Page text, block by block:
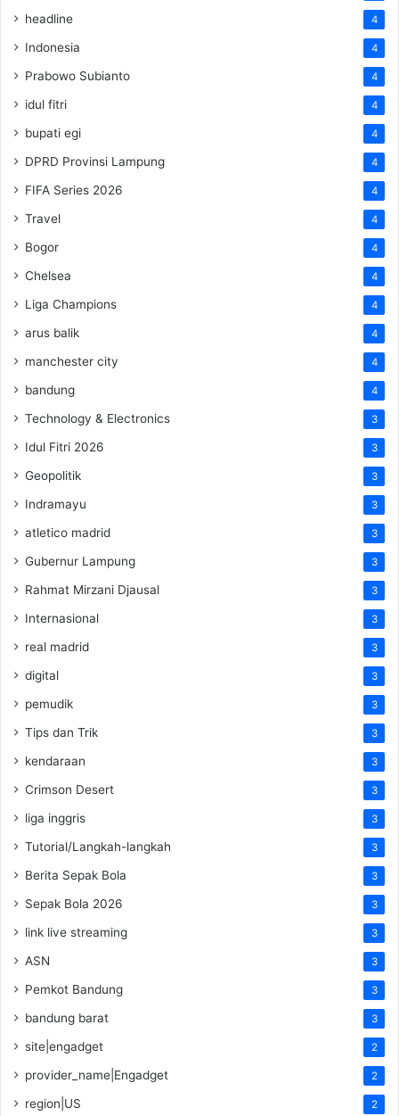
headline 4
Indonesia 4
Prabowo Subianto 4
idul fitri 4
bupati egi 4
DPRD Provinsi Lampung 4
FIFA Series 2026 4
Travel 4
Bogor 4
Chelsea 4
Liga Champions 4
arus balik 4
manchester city 4
bandung 4
Technology & Electronics 3
Idul Fitri 2026 3
Geopolitik 3
Indramayu 3
atletico madrid 3
Gubernur Lampung 3
Rahmat Mirzani Djausal 3
Internasional 3
real madrid 3
digital 3
pemudik 3
Tips dan Trik 3
kendaraan 3
Crimson Desert 3
liga inggris 3
Tutorial/Langkah-langkah 3
Berita Sepak Bola 3
Sepak Bola 2026 3
link live streaming 3
ASN 3
Pemkot Bandung 3
bandung barat 3
site|engadget 2
provider_name|Engadget 2
region|US 2